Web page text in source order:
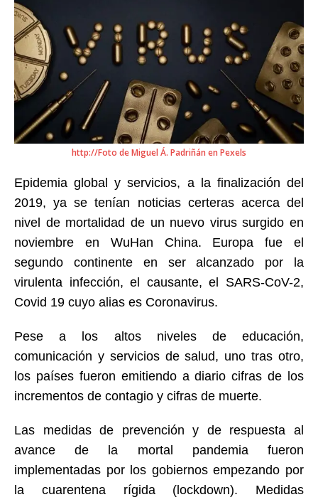
http://Foto de Miguel Á. Padriñán en Pexels
Epidemia global y servicios, a la finalización del
2019, ya se tenían noticias certeras acerca del
nivel de mortalidad de un nuevo virus surgido en
noviembre en WuHan China. Europa fue el
segundo continente en ser alcanzado por la
virulenta infección, el causante, el SARS-CoV-2,
Covid 19 cuyo alias es Coronavirus.
Pese a los altos niveles de educación,
comunicación y servicios de salud, uno tras otro,
los países fueron emitiendo a diario cifras de los
incrementos de contagio y cifras de muerte.
Las medidas de prevención y de respuesta al
avance de la mortal pandemia fueron
implementadas por los gobiernos empezando por
la cuarentena rígida (lockdown). Medidas